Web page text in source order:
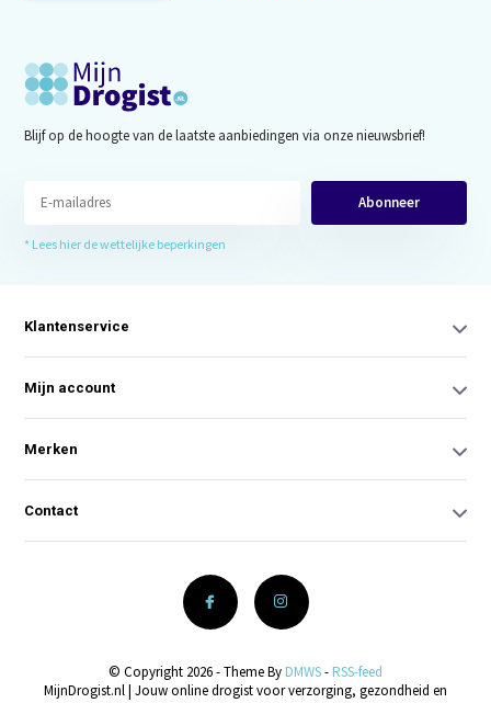
Blijf op de hoogte van de laatste aanbiedingen via onze nieuwsbrief!
Abonneer
* Lees hier de wettelijke beperkingen
Klantenservice
Mijn account
Merken
Contact
© Copyright 2026 - Theme By DMWS- RSS-feed
MijnDrogist.nl | Jouw online drogist voor verzorging, gezondheid en